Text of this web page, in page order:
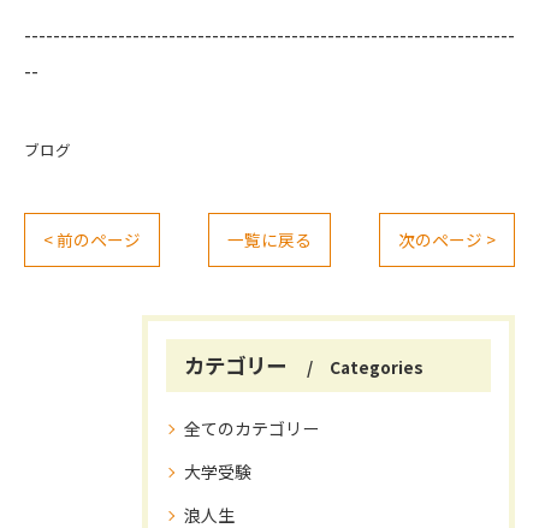
--------------------------------------------------------------------
--
ブログ
< 前のページ 一覧に戻る 次のページ >
カテゴリー Categories
全てのカテゴリー
大学受験
浪人生